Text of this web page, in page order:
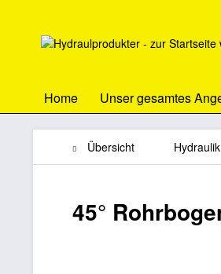
Home Unser gesamtes
Übersicht Hydraulik
45°